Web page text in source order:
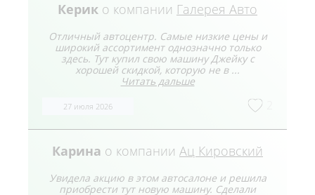
Керик о компании Галерея Авто
Отличный автоцентр. Самые низкие цены и
широкий ассортимент однозначно только
здесь. Тут купил свою машину Джейку с
хорошей скидкой, которую не в ...
Читать дальше
27 июля 2026
Карина о компании Ац Кировский
Увидела акцию в этом автосалоне и решила
приобрести тут новую машину. Сделали